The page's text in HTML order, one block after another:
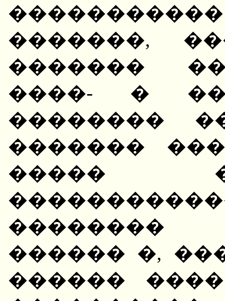
�������,
�������
����- �
��������
�������
�����
��������
������ �,
������